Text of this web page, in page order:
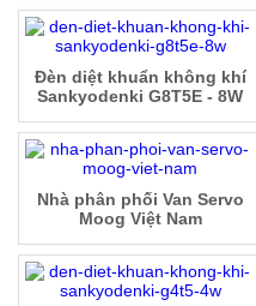
Đèn diệt khuẩn không khí
Sankyodenki G8T5E - 8W
Nhà phân phối Van Servo
Moog Việt Nam